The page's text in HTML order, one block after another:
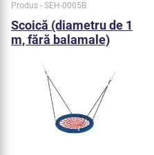
Produs - SEH-0005B
Scoică (diametru de 1
m, fără balamale)